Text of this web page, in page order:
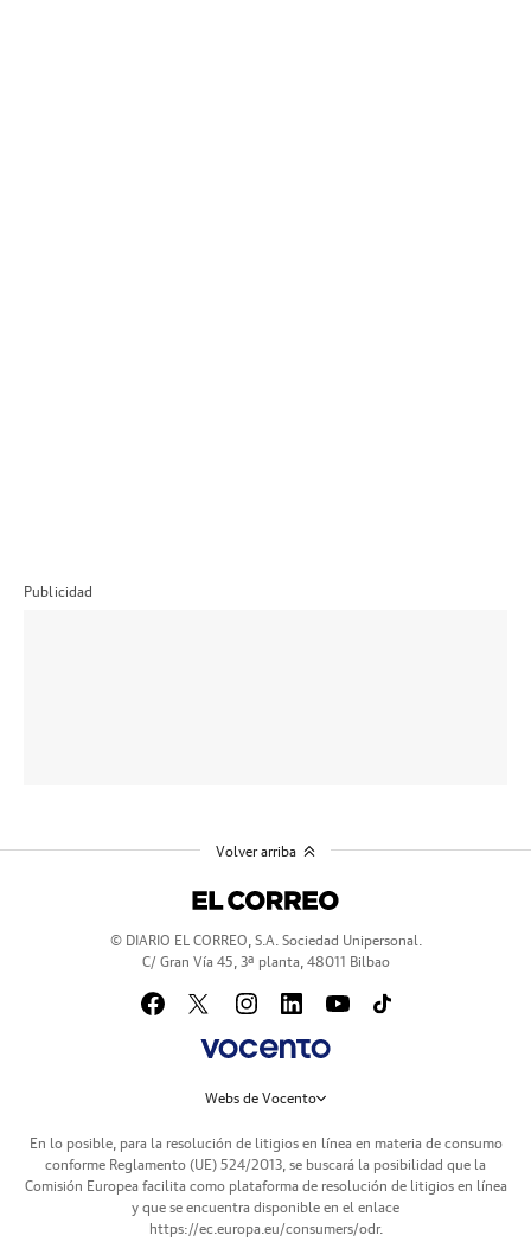
Publicidad
© DIARIO EL CORREO, S.A. Sociedad Unipersonal.
C/ Gran Vía 45, 3ª planta, 48011 Bilbao
Webs de Vocento
En lo posible, para la resolución de litigios en línea en materia de consumo
conforme Reglamento (UE) 524/2013, se buscará la posibilidad que la
Comisión Europea facilita como plataforma de resolución de litigios en línea
y que se encuentra disponible en el enlace
https://ec.europa.eu/consumers/odr.
Volver arriba